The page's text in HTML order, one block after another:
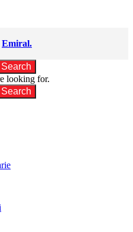
Emiral.
Search
looking for.
Search